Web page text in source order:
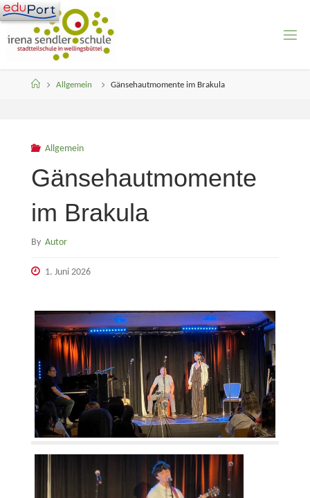
Skip
to
content
HomeAllgemein Gänsehautmomente im Brakula
Allgemein
Gänsehautmomente
im Brakula
By Autor
1. Juni 2026